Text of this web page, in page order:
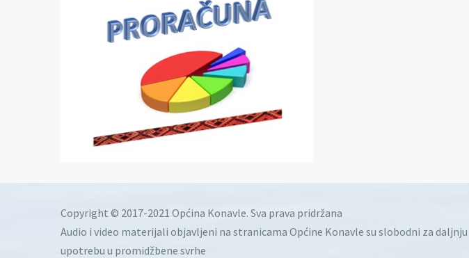
Copyright © 2017-2021 Općina Konavle. Sva prava pridržana
Audio i video materijali objavljeni na stranicama Općine Konavle su slobodni za daljnju
upotrebu u promidžbene svrhe